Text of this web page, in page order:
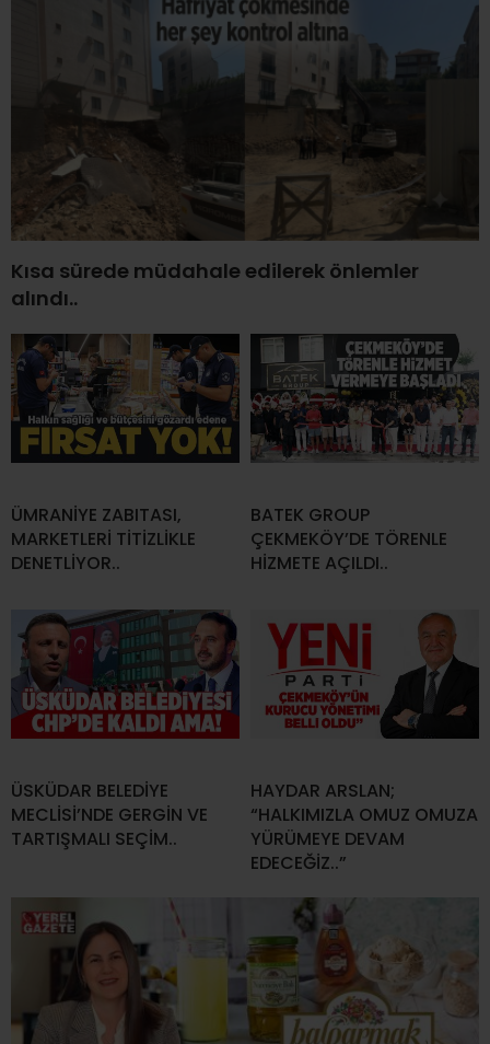
Kısa sürede müdahale edilerek önlemler
alındı..
ÜMRANİYE ZABITASI,
MARKETLERİ TİTİZLİKLE
DENETLİYOR..
BATEK GROUP
ÇEKMEKÖY’DE TÖRENLE
HİZMETE AÇILDI..
ÜSKÜDAR BELEDİYE
MECLİSİ’NDE GERGİN VE
TARTIŞMALI SEÇİM..
HAYDAR ARSLAN;
“HALKIMIZLA OMUZ OMUZA
YÜRÜMEYE DEVAM
EDECEĞİZ..”